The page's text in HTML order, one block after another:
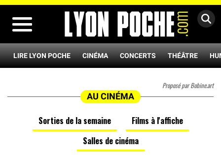
LIRE LYON POCHE CINÉMA CONCERTS THÉÂTRE
Proposé par Bobine.art
AU CINÉMA
Sorties de la semaine
Films à l'affiche
Salles de cinéma